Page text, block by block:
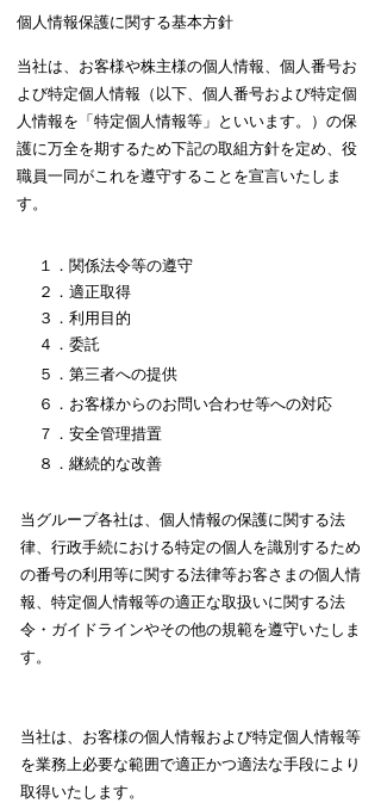
個人情報保護に関する基本方針
当社は、お客様や株主様の個人情報、個人番号お
よび特定個人情報（以下、個人番号および特定個
人情報を「特定個人情報等」といいます。）の保
護に万全を期するため下記の取組方針を定め、役
職員一同がこれを遵守することを宣言いたしま
す。
１．関係法令等の遵守
２．適正取得
３．利用目的
４．委託
５．第三者への提供
６．お客様からのお問い合わせ等への対応
７．安全管理措置
８．継続的な改善
当グループ各社は、個人情報の保護に関する法
律、行政手続における特定の個人を識別するため
の番号の利用等に関する法律等お客さまの個人情
報、特定個人情報等の適正な取扱いに関する法
令・ガイドラインやその他の規範を遵守いたしま
す。
当社は、お客様の個人情報および特定個人情報等
を業務上必要な範囲で適正かつ適法な手段により
取得いたします。